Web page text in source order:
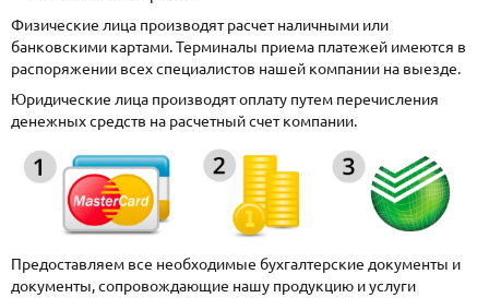
Физические лица производят расчет наличными или
банковскими картами. Терминалы приема платежей имеются в
распоряжении всех специалистов нашей компании на выезде.
Юридические лица производят оплату путем перечисления
денежных средств на расчетный счет компании.
Предоставляем все необходимые бухгалтерские документы и
документы, сопровождающие нашу продукцию и услуги